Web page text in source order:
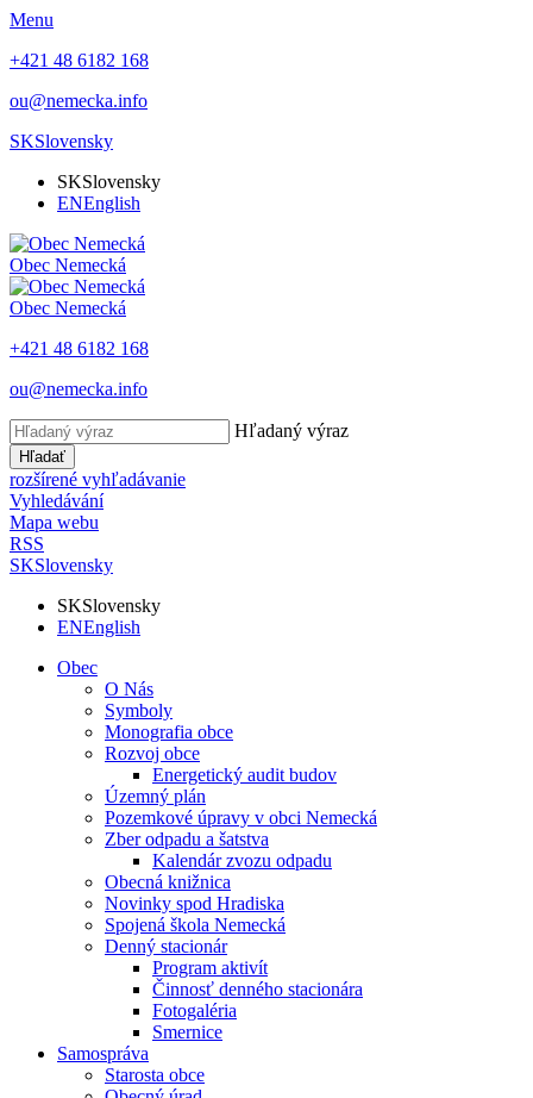
Menu
+421 48 6182 168
ou@nemecka.info
SKSlovensky
SKSlovensky
ENEnglish
Obec Nemecká
Obec Nemecká
+421 48 6182 168
ou@nemecka.info
Hľadaný výraz
Hľadať
rozšírené vyhľadávanie
Vyhledávání
Mapa webu
RSS
SKSlovensky
SKSlovensky
ENEnglish
Obec
O Nás
Symboly
Monografia obce
Rozvoj obce
Energetický audit budov
Územný plán
Pozemkové úpravy v obci Nemecká
Zber odpadu a šatstva
Kalendár zvozu odpadu
Obecná knižnica
Novinky spod Hradiska
Spojená škola Nemecká
Denný stacionár
Program aktivít
Činnosť denného stacionára
Fotogaléria
Smernice
Samospráva
Starosta obce